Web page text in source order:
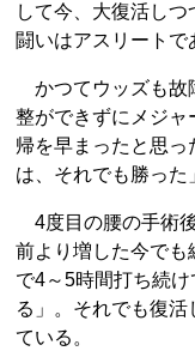
して今、大復活し
闘いはアスリートで
かつてウッズも故
整ができずにメジャ
帰を早まったと思
は、それでも勝った
4度目の腰の手術
前より増した今でも
で4～5時間打ち続
る」。それでも復
ている。